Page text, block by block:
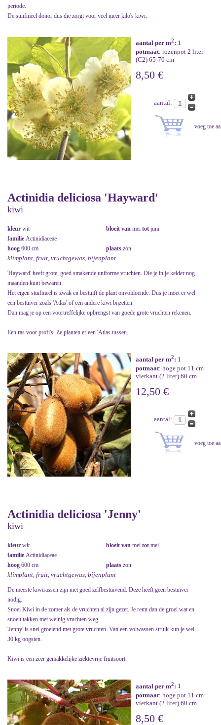
periode.
De stuifmeel donor dus die zorgt voor veel meer kilo's kiwi.
aantal per m2: 1
potmaat: rozenpot 2 liter
(C2) 65-70 cm
8,50 €
aantal:
Actinidia deliciosa 'Hayward'
kiwi
kleur wit bloeit van mei tot juni
familie Actinidiaceae
hoog 600 cm plaats zon
klimplant, fruit, vruchtgewas, bijenplant
'Hayward' heeft grote, goed smakende uniforme vruchten. Die je in je kelder nog
maanden kunt bewaren
Het eigen stuifmeel is zwak en bestuift de plant onvoldoende. Dus je moet er wel
een bestuiver zoals 'Atlas' of een andere kiwi bijzetten.
Dan mag je op een voortreffelijke opbrengst van goede grote vruchten rekenen.
Een ras voor profi's. Ze planten er een 'Atlas tussen.
aantal per m2: 1
potmaat: hoge pot 11 cm
vierkant (2 liter) 60 cm
12,50 €
aantal:
Actinidia deliciosa 'Jenny'
kiwi
kleur wit bloeit van mei tot mei
familie Actinidiaceae
hoog 600 cm plaats zon
klimplant, fruit, vruchtgewas, bijenplant
De meeste kiwirassen zijn niet goed zelfbestuivend. Deze heeft geen bestuiver
nodig.
Snoei Kiwi in de zomer als de vruchten al zijn gezet. Je remt dan de groei wat en
snoeit takken met weinig vruchten weg.
'Jenny' is snel groeiend met grote vruchten. Van een volwassen struik kun je wel
30 kg oogsten.
Kiwi is een zeer gemakkelijke ziektevrije fruitsoort.
aantal per m2: 1
potmaat: hoge pot 11 cm
vierkant (2 liter) 60 cm
8,50 €